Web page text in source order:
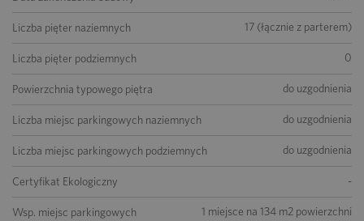
Liczba pięter naziemnych 17 (łącznie z parterem)
Liczba pięter podziemnych 0
Powierzchnia typowego piętra do uzgodnienia
Liczba miejsc parkingowych naziemnych do uzgodnienia
Liczba miejsc parkingowych podziemnych do uzgodnienia
Certyfikat Ekologiczny -
Wsp. miejsc parkingowych 1 miejsce na 134 m2 powierzchni